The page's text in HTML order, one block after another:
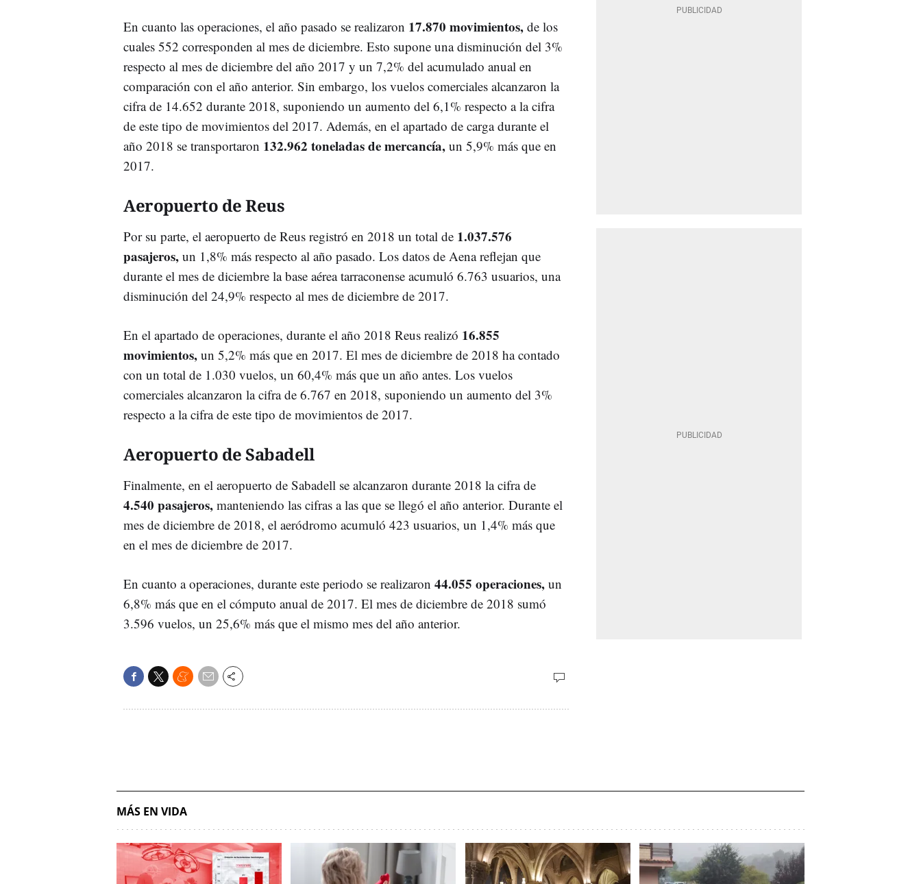
En cuanto las operaciones, el año pasado se realizaron 17.870 movimientos, de los
cuales 552 corresponden al mes de diciembre. Esto supone una disminución del 3%
respecto al mes de diciembre del año 2017 y un 7,2% del acumulado anual en
comparación con el año anterior. Sin embargo, los vuelos comerciales alcanzaron la
cifra de 14.652 durante 2018, suponiendo un aumento del 6,1% respecto a la cifra
de este tipo de movimientos del 2017. Además, en el apartado de carga durante el
año 2018 se transportaron 132.962 toneladas de mercancía, un 5,9% más que en
2017.
Aeropuerto de Reus
Por su parte, el aeropuerto de Reus registró en 2018 un total de 1.037.576
pasajeros, un 1,8% más respecto al año pasado. Los datos de Aena reflejan que
durante el mes de diciembre la base aérea tarraconense acumuló 6.763 usuarios, una
disminución del 24,9% respecto al mes de diciembre de 2017.
En el apartado de operaciones, durante el año 2018 Reus realizó 16.855
movimientos, un 5,2% más que en 2017. El mes de diciembre de 2018 ha contado
con un total de 1.030 vuelos, un 60,4% más que un año antes. Los vuelos
comerciales alcanzaron la cifra de 6.767 en 2018, suponiendo un aumento del 3%
respecto a la cifra de este tipo de movimientos de 2017.
Aeropuerto de Sabadell
Finalmente, en el aeropuerto de Sabadell se alcanzaron durante 2018 la cifra de
4.540 pasajeros, manteniendo las cifras a las que se llegó el año anterior. Durante el
mes de diciembre de 2018, el aeródromo acumuló 423 usuarios, un 1,4% más que
en el mes de diciembre de 2017.
En cuanto a operaciones, durante este periodo se realizaron 44.055 operaciones, un
6,8% más que en el cómputo anual de 2017. El mes de diciembre de 2018 sumó
3.596 vuelos, un 25,6% más que el mismo mes del año anterior.
MÁS EN VIDA